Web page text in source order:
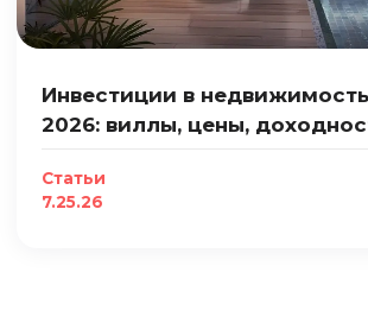
Инвестиции в
2026: виллы, цены,
Статьи
7.25.26